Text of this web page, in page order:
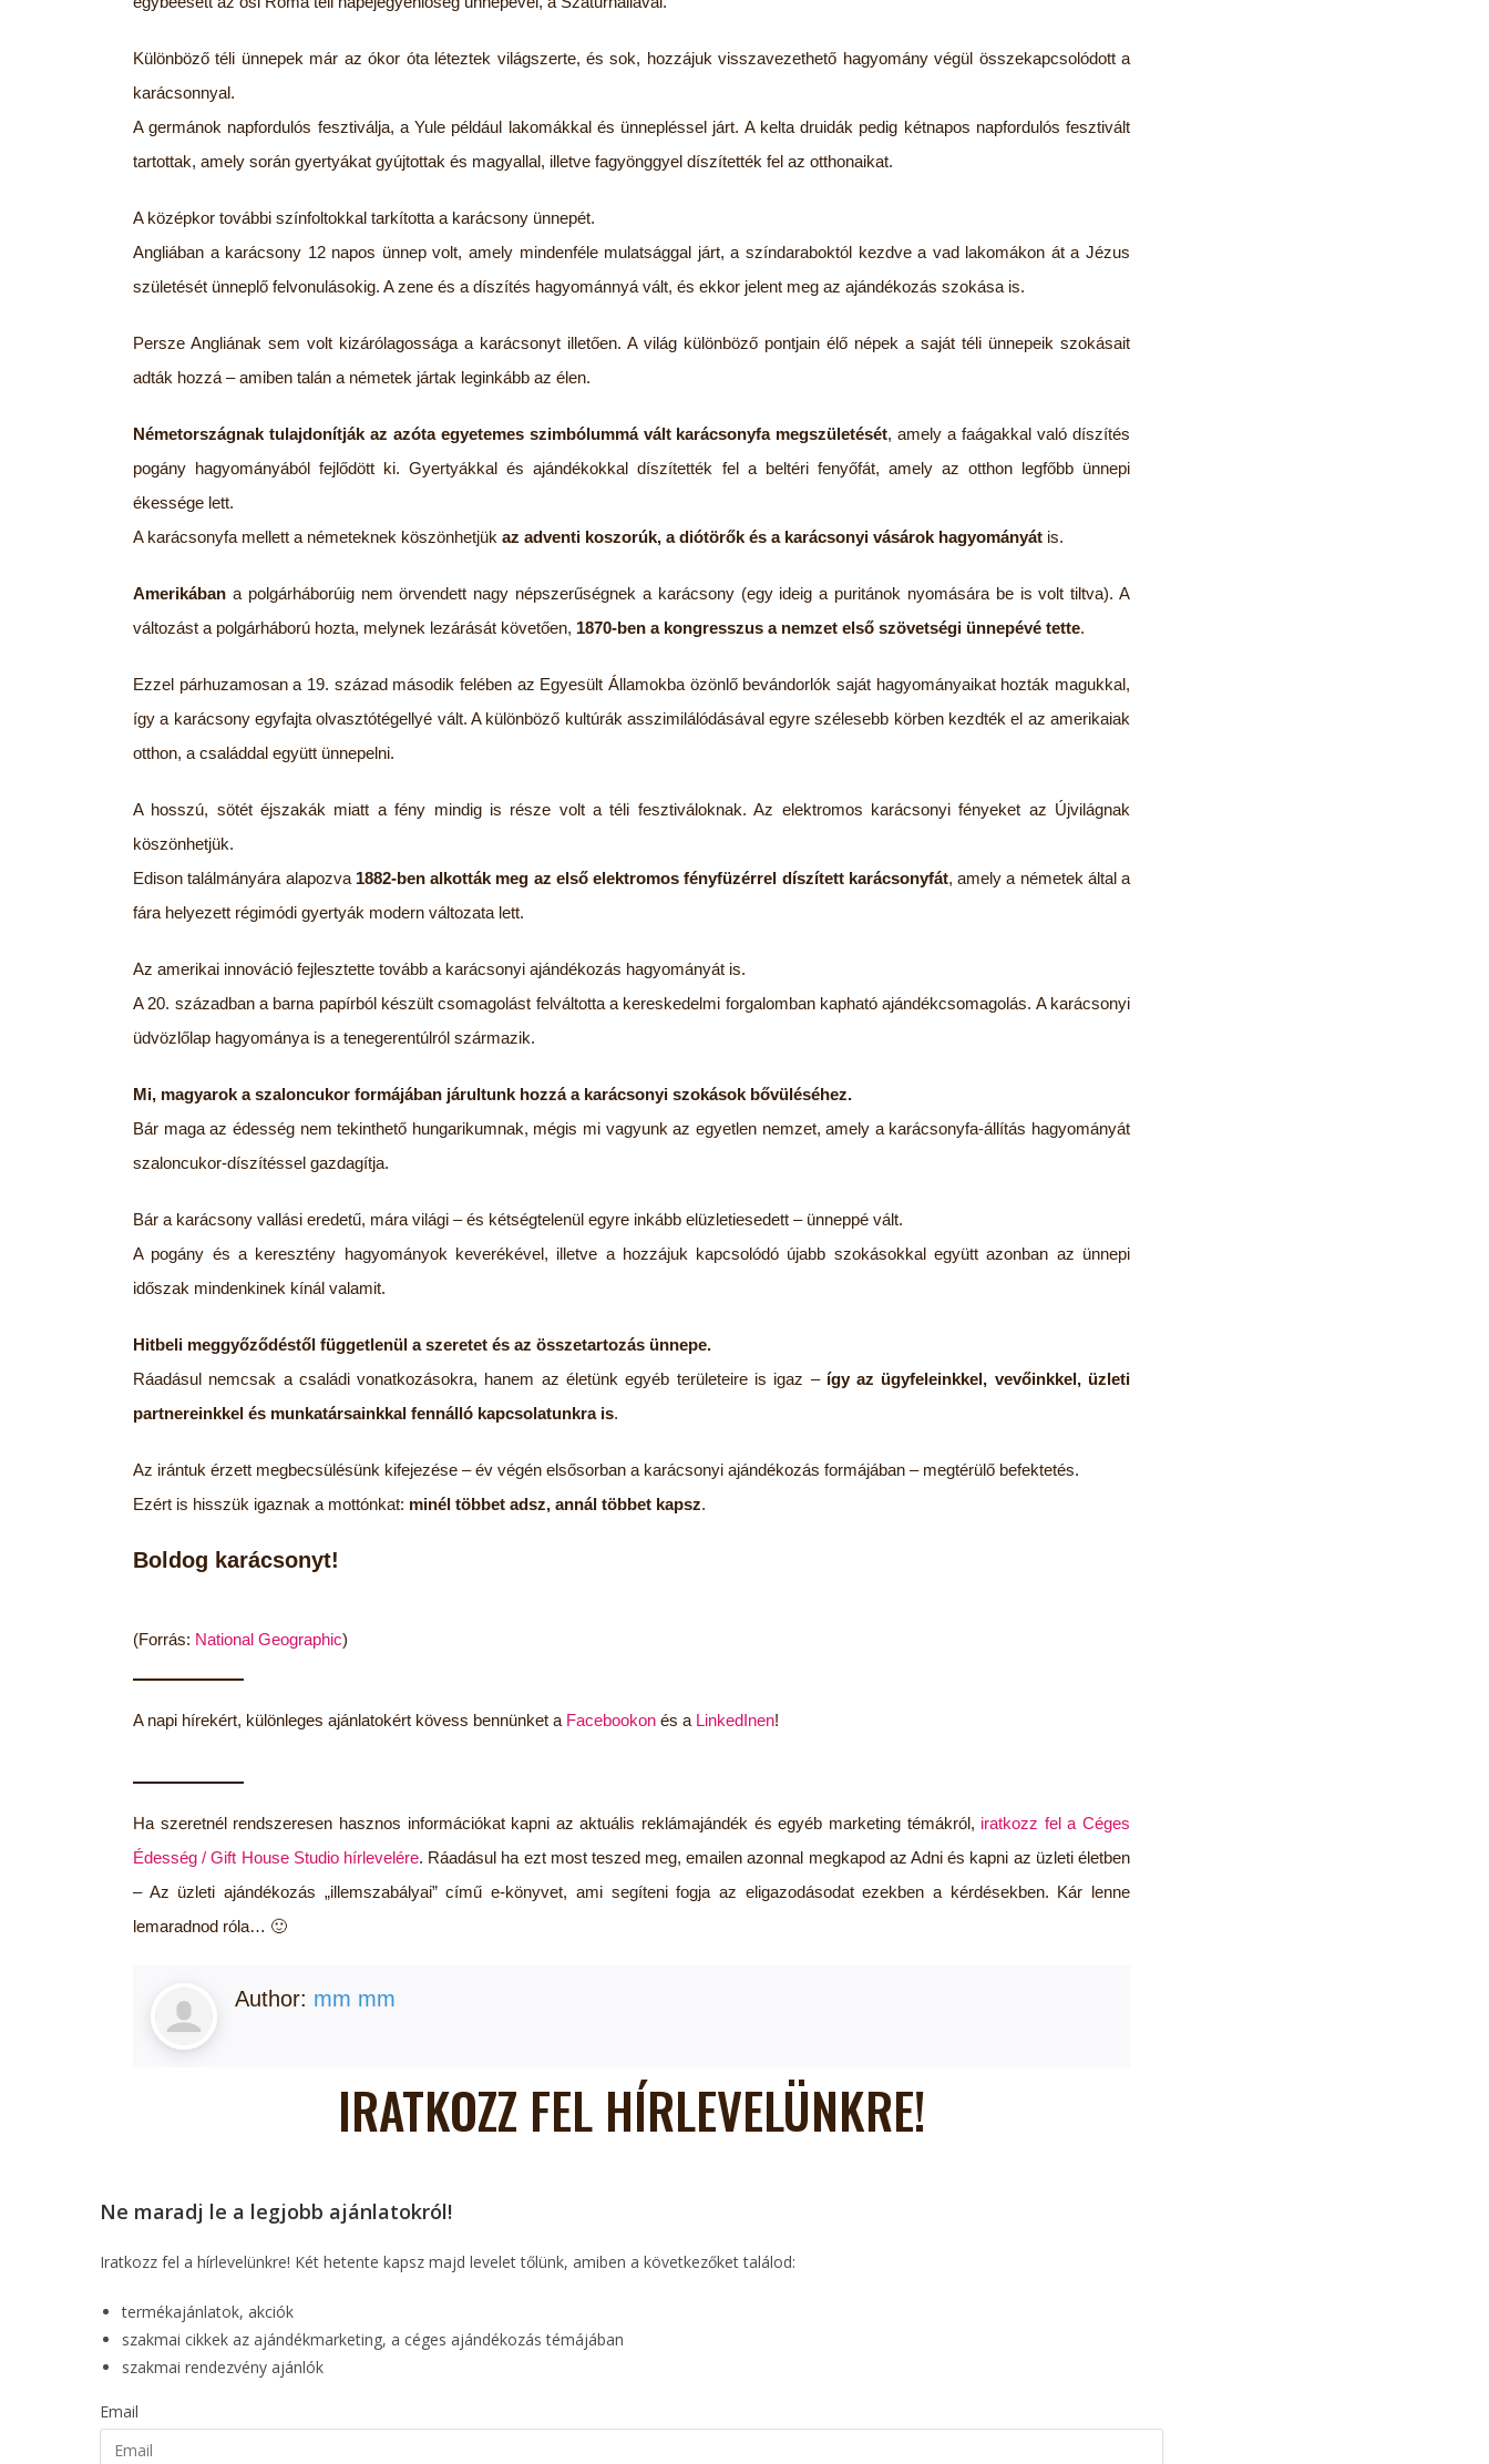
Különböző téli ünnepek már az ókor óta léteztek világszerte, és sok, hozzájuk visszavezethető hagyomány végül összekapcsolódott a
karácsonnyal.
A germánok napfordulós fesztiválja, a Yule például lakomákkal és ünnepléssel járt. A kelta druidák pedig kétnapos napfordulós fesztivált
tartottak, amely során gyertyákat gyújtottak és magyallal, illetve fagyönggyel díszítették fel az otthonaikat.
A középkor további színfoltokkal tarkította a karácsony ünnepét.
Angliában a karácsony 12 napos ünnep volt, amely mindenféle mulatsággal járt, a színdaraboktól kezdve a vad lakomákon át a Jézus
születését ünneplő felvonulásokig. A zene és a díszítés hagyománnyá vált, és ekkor jelent meg az ajándékozás szokása is.
Persze Angliának sem volt kizárólagossága a karácsonyt illetően. A világ különböző pontjain élő népek a saját téli ünnepeik szokásait
adták hozzá – amiben talán a németek jártak leginkább az élen.
Németországnak tulajdonítják az azóta egyetemes szimbólummá vált karácsonyfa megszületését, amely a faágakkal való díszítés
pogány hagyományából fejlődött ki. Gyertyákkal és ajándékokkal díszítették fel a beltéri fenyőfát, amely az otthon legfőbb ünnepi
ékessége lett.
A karácsonyfa mellett a németeknek köszönhetjük az adventi koszorúk, a diótörők és a karácsonyi vásárok hagyományát is.
Amerikában a polgárháborúig nem örvendett nagy népszerűségnek a karácsony (egy ideig a puritánok nyomására be is volt tiltva). A
változást a polgárháború hozta, melynek lezárását követően, 1870-ben a kongresszus a nemzet első szövetségi ünnepévé tette.
Ezzel párhuzamosan a 19. század második felében az Egyesült Államokba özönlő bevándorlók saját hagyományaikat hozták magukkal,
így a karácsony egyfajta olvasztótégellyé vált. A különböző kultúrák asszimilálódásával egyre szélesebb körben kezdték el az amerikaiak
otthon, a családdal együtt ünnepelni.
A hosszú, sötét éjszakák miatt a fény mindig is része volt a téli fesztiváloknak. Az elektromos karácsonyi fényeket az Újvilágnak
köszönhetjük.
Edison találmányára alapozva 1882-ben alkották meg az első elektromos fényfüzérrel díszített karácsonyfát, amely a németek által a
fára helyezett régimódi gyertyák modern változata lett.
Az amerikai innováció fejlesztette tovább a karácsonyi ajándékozás hagyományát is.
A 20. században a barna papírból készült csomagolást felváltotta a kereskedelmi forgalomban kapható ajándékcsomagolás. A karácsonyi
üdvözlőlap hagyománya is a tenegerentúlról származik.
Mi, magyarok a szaloncukor formájában járultunk hozzá a karácsonyi szokások bővüléséhez.
Bár maga az édesség nem tekinthető hungarikumnak, mégis mi vagyunk az egyetlen nemzet, amely a karácsonyfa-állítás hagyományát
szaloncukor-díszítéssel gazdagítja.
Bár a karácsony vallási eredetű, mára világi – és kétségtelenül egyre inkább elüzletiesedett – ünneppé vált.
A pogány és a keresztény hagyományok keverékével, illetve a hozzájuk kapcsolódó újabb szokásokkal együtt azonban az ünnepi
időszak mindenkinek kínál valamit.
Hitbeli meggyőződéstől függetlenül a szeretet és az összetartozás ünnepe.
Ráadásul nemcsak a családi vonatkozásokra, hanem az életünk egyéb területeire is igaz – így az ügyfeleinkkel, vevőinkkel, üzleti
partnereinkkel és munkatársainkkal fennálló kapcsolatunkra is.
Az irántuk érzett megbecsülésünk kifejezése – év végén elsősorban a karácsonyi ajándékozás formájában – megtérülő befektetés.
Ezért is hisszük igaznak a mottónkat: minél többet adsz, annál többet kapsz.
Boldog karácsonyt!
(Forrás: National Geographic)
A napi hírekért, különleges ajánlatokért kövess bennünket a Facebookon és a LinkedInen!
Ha szeretnél rendszeresen hasznos információkat kapni az aktuális reklámajándék és egyéb marketing témákról, iratkozz fel a Céges
Édesség / Gift House Studio hírlevelére. Ráadásul ha ezt most teszed meg, emailen azonnal megkapod az Adni és kapni az üzleti életben
– Az üzleti ajándékozás „illemszabályai” című e-könyvet, ami segíteni fogja az eligazodásodat ezekben a kérdésekben. Kár lenne
lemaradnod róla… 🙂
Author: mm mm
IRATKOZZ FEL HÍRLEVELÜNKRE!
Ne maradj le a legjobb ajánlatokról!
Iratkozz fel a hírlevelünkre! Két hetente kapsz majd levelet tőlünk, amiben a következőket találod:
termékajánlatok, akciók
szakmai cikkek az ajándékmarketing, a céges ajándékozás témájában
szakmai rendezvény ajánlók
Email